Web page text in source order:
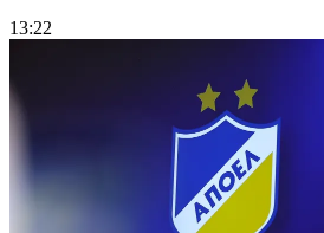
13:22